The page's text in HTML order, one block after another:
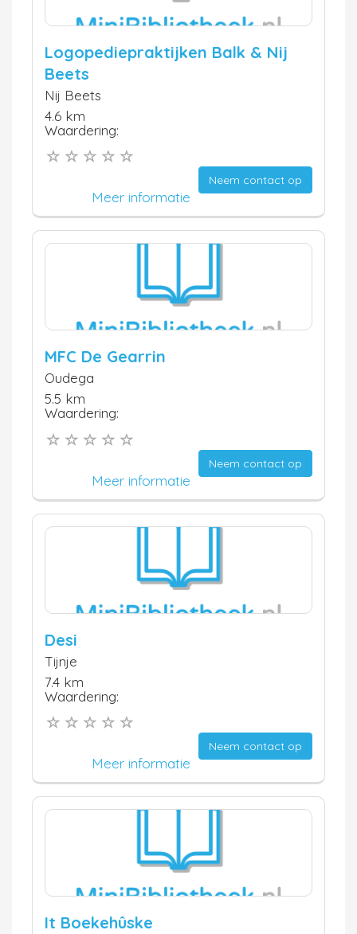
Logopediepraktijken Balk & Nij
Beets
Nij Beets
4.6 km
Waardering:
Neem contact op
Meer informatie
MFC De Gearrin
Oudega
5.5 km
Waardering:
Neem contact op
Meer informatie
Desi
Tijnje
7.4 km
Waardering:
Neem contact op
Meer informatie
It Boekehûske